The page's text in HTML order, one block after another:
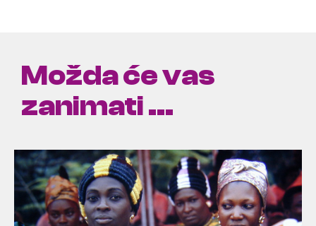
Možda će vas
zanimati ...